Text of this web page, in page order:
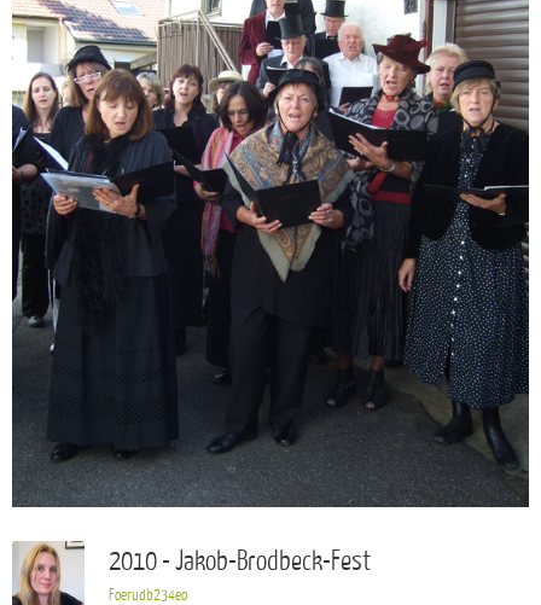
2010 - Jakob-Brodbeck-Fest
Foerudb234eo